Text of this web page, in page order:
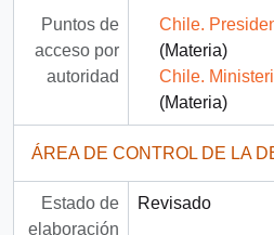
Puntos de
acceso por
autoridad
Chile.
(Materia)
Chile.
(Materia)
ÁREA DE CONTROL DE LA
Estado de
elaboración
Revisado